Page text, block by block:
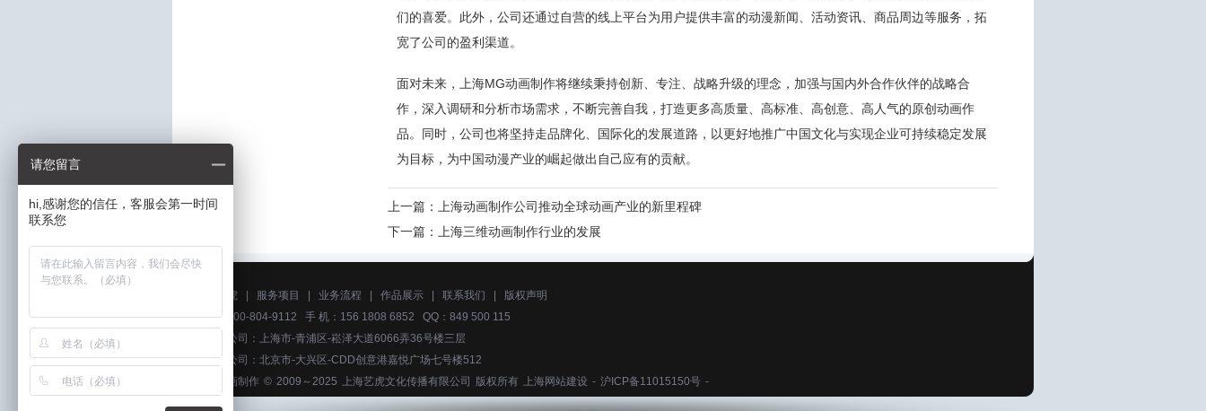
们的喜爱。此外，公司还通过自营的线上平台为用户提供丰富的动漫新闻、活动资讯、商品周边等服务，拓
宽了公司的盈利渠道。
面对未来，上海MG动画制作将继续秉持创新、专注、战略升级的理念，加强与国内外合作伙伴的战略合
作，深入调研和分析市场需求，不断完善自我，打造更多高质量、高标准、高创意、高人气的原创动画作
品。同时，公司也将坚持走品牌化、国际化的发展道路，以更好地推广中国文化与实现企业可持续稳定发展
为目标，为中国动漫产业的崛起做出自己应有的贡献。
上一篇：
上海动画制作公司推动全球动画产业的新里程碑
下一篇：
上海三维动画制作行业的发展
关于艺虎 服务项目 业务流程 作品展示 联系我们
版权声明
电话：400-804-9112 手 机：156 1808 6852 QQ：849 500 115
上海分公司：上海市-青浦区-崧泽大道6066弄36号楼三层
北京分公司：北京市-大兴区-CDD创意港嘉悦广场七号楼512
上海动画制作 © 2009～2025 上海艺虎文化传播有限公司 版权所有 上海网站建设 - 沪ICP备11015150号 -
请您留言
hi,感谢您的信任，客服会第一时间
联系您